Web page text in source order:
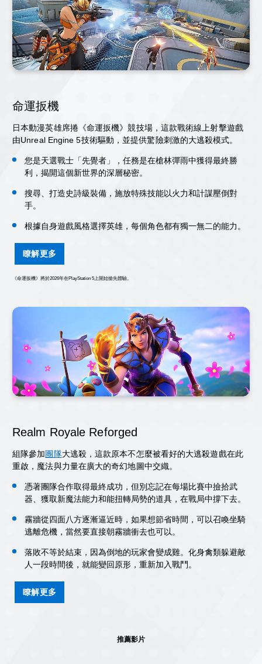
命運扳機
日本動漫英雄席捲《命運扳機》競技場，這款戰術線上射擊遊戲
由Unreal Engine 5技術驅動，並提供驚險刺激的大逃殺模式。
您是天選戰士「先覺者」，任務是在槍林彈雨中獲得最終勝
利，揭開這個新世界的深層秘密。
搜尋、打造史詩級裝備，施放特殊技能以火力和計謀壓倒對
手。
根據自身遊戲風格選擇英雄，每個角色都有獨一無二的能力。
瞭解更多
《命運扳機》將於2026年在PlayStation 5上開始搶先體驗。
Realm Royale Reforged
組隊參加團隊大逃殺，這款原本不怎麼被看好的大逃殺遊戲在此
重啟，魔法與力量在廣大的奇幻地圖中交織。
憑著團隊合作取得最終成功，但別忘記在每場比賽中撿拾武
器、獲取新魔法能力和能扭轉局勢的道具，在戰局中撐下去。
霧牆從四面八方逐漸逼近時，如果想節省時間，可以召喚坐騎
逃離危機，當然要直接朝霧牆衝去也可以。
落敗不等於結束，因為倒地的玩家會變成雞。化身禽類躲避敵
人一段時間後，就能變回原形，重新加入戰鬥。
瞭解更多
推薦影片